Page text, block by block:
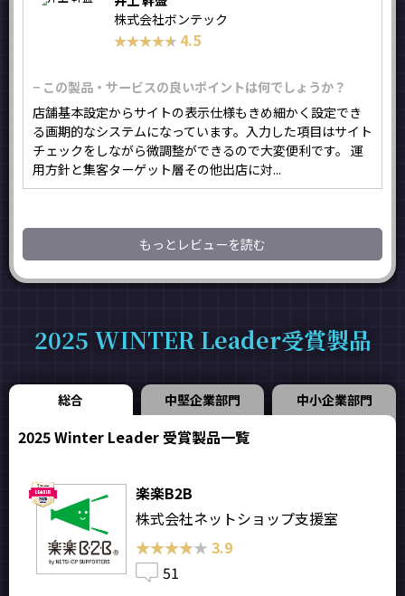
株式会社ボンテック
★★★★★
★★★★★ 4.5
− この製品・サービスの良いポイントは何でしょうか？
店舗基本設定からサイトの表示仕様もきめ細かく設定でき
る画期的なシステムになっています。入力した項目はサイト
チェックをしながら微調整ができるので大変便利です。 運
用方針と集客ターゲット層その他出店に対...
もっとレビューを読む
2025 WINTER Leader受賞製品
総合 中堅企業部門 中小企業部門
2025 Winter Leader 受賞製品一覧
楽楽B2B
株式会社ネットショップ支援室
★★★★★
★★★★★ 3.9
51